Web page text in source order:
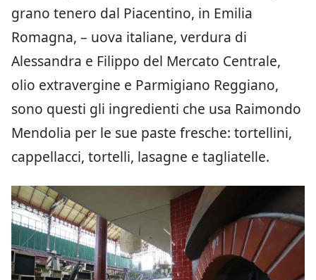
grano tenero dal Piacentino, in Emilia
Romagna, – uova italiane, verdura di
Alessandra e Filippo del Mercato Centrale,
olio extravergine e Parmigiano Reggiano,
sono questi gli ingredienti che usa Raimondo
Mendolia per le sue paste fresche: tortellini,
cappellacci, tortelli, lasagne e tagliatelle.